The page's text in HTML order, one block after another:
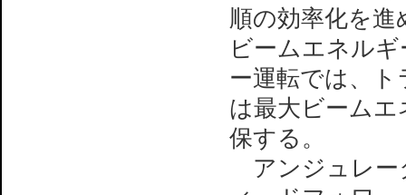
順の効率化を進
ビームエネル
ー運転では、
は最大ビームエ
保する。
アンジュレー